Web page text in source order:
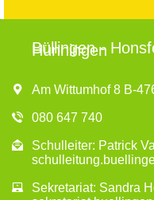
Büllingen -
Hünningen
Am Wittumhof 8 B-
080 647 740
Schulleiter: Patrick
Sekretariat: Sandra